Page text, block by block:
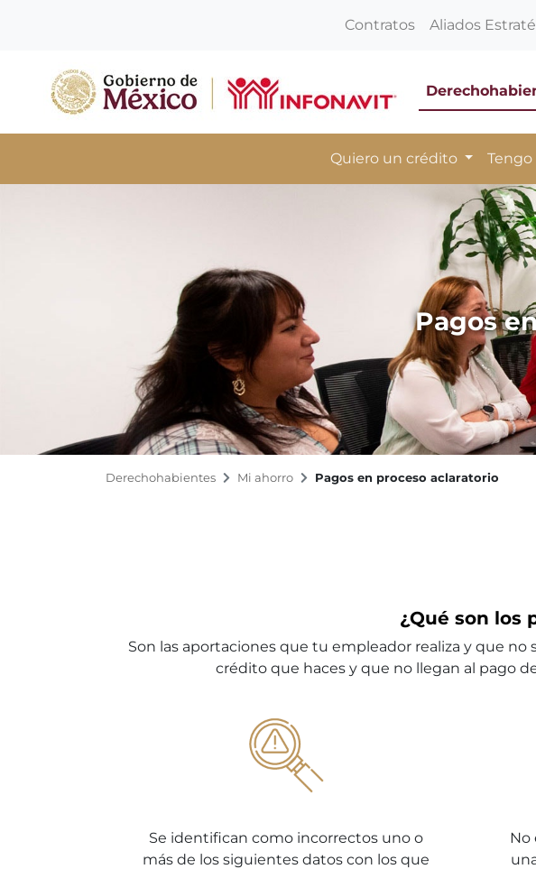
Contratos Aliados
Quiero un crédito
Pagos
Derechohabientes Mi ahorro Pagos en proceso aclaratorio
¿Qué son los
Son las aportaciones que tu empleador realiza y que
crédito que haces y que no llegan al pago
Se identifican como incorrectos uno o
más de los siguientes datos con los que
No